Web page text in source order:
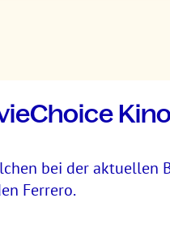
bei der aktuellen
Ferrero.